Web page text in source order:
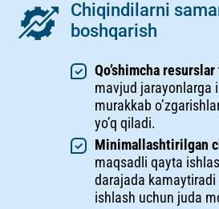
Chiqindilarni
boshqarish
Qo’shimcha
mavjud jarayonlarga
murakkab
yo’q qiladi.
Minimallashtirilgan
maqsadli qayta
darajada
ishlash uchun juda